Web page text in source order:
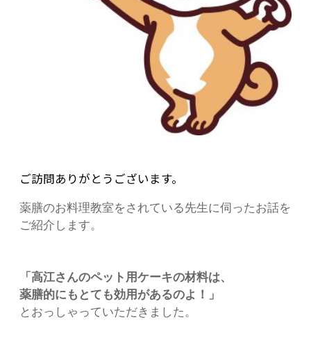
ご訪問ありがとうございます。
薬膳のお料理教室をされている先生に伺ったお話を
ご紹介します。
「高江さんのペット用ケーキの材料は、
薬膳的にもとても効用があるのよ！」
とおっしゃっていただきました。